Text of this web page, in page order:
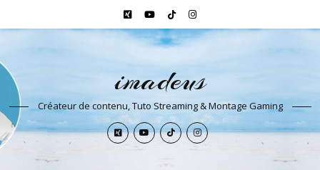
imadeus
Créateur de contenu, Tuto Streaming & Montage Gaming